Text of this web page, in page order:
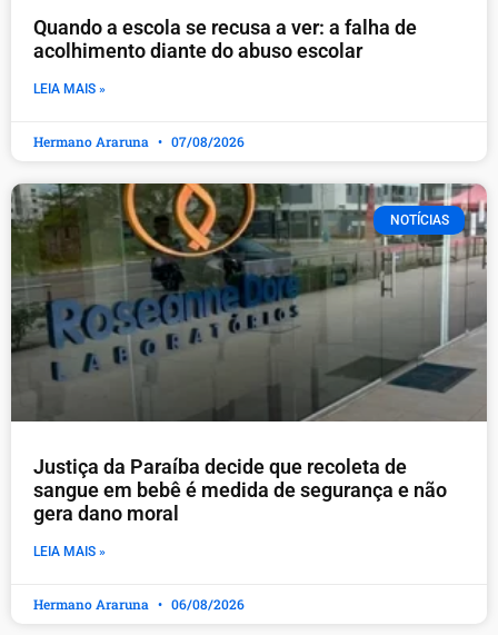
Quando a escola se recusa a ver: a falha de
acolhimento diante do abuso escolar
LEIA MAIS »
Hermano Araruna 07/08/2026
NOTÍCIAS
Justiça da Paraíba decide que recoleta de
sangue em bebê é medida de segurança e não
gera dano moral
LEIA MAIS »
Hermano Araruna 06/08/2026